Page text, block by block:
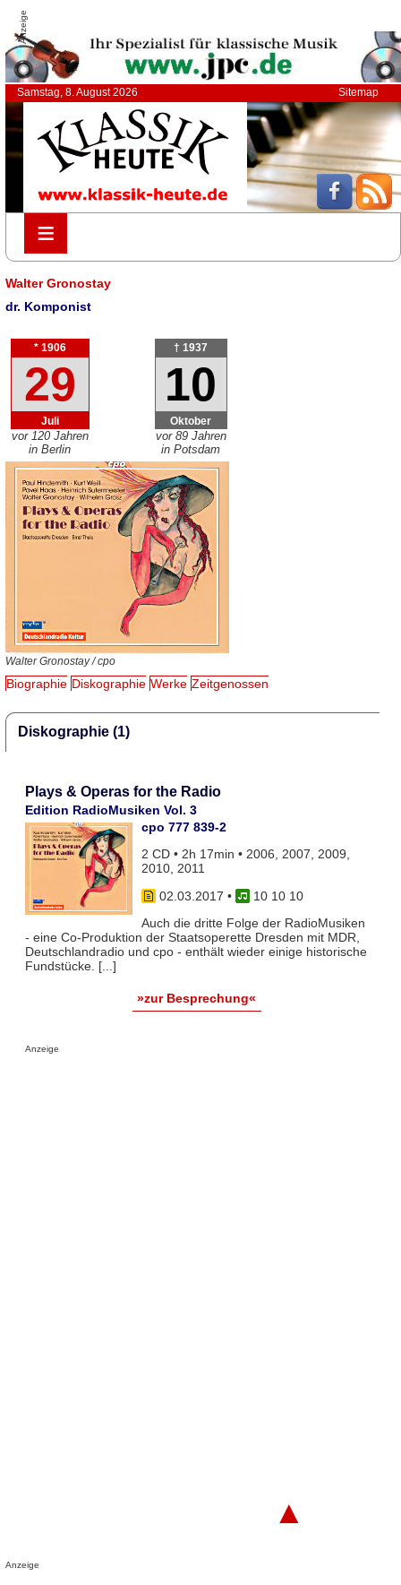
Anzeige
Samstag, 8. August 2026 Sitemap
≡
≡
Walter Gronostay
dr. Komponist
* 1906
29
Juli
vor 120 Jahren
in Berlin
† 1937
10
Oktober
vor 89 Jahren
in Potsdam
Walter Gronostay / cpo
Biographie Diskographie Werke Zeitgenossen
Diskographie (1)
Plays & Operas for the Radio
Edition RadioMusiken Vol. 3
cpo 777 839-2
2 CD • 2h 17min • 2006, 2007, 2009,
2010, 2011
02.03.2017 •
10 10 10
Auch die dritte Folge der RadioMusiken
- eine Co-Produktion der Staatsoperette Dresden mit MDR,
Deutschlandradio und cpo - enthält wieder einige historische
Fundstücke. [...]
»zur Besprechung«
Anzeige
▲
Anzeige